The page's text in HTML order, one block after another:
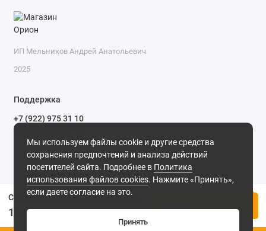
14.40р.
Мы используем файлы cookie и другие средства
сохранения предпочтений и анализа действий
посетителей сайта. Подробнее в Политика
использования файлов cookies. Нажмите «Принять»,
если даете согласие на это.
Принять
ИП Мельников Андрей Анатольевич
2025
Поддержка
+7 (922) 975 31 10
+7 (909) 144 34 47
пн-пт с 9-00 до 18-00 часов,
сб с 10-00 до 15-00 часов,
вс выходной
(MSK, UTC+3)